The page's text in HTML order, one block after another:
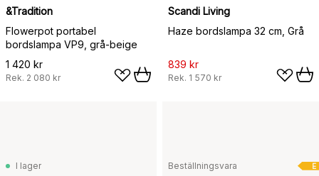
&Tradition
Flowerpot portabel
bordslampa VP9, grå-beige
1 420 kr
Rek. 2 080 kr
Scandi Living
Haze bordslampa 32 cm, Grå
839 kr
Rek. 1 570 kr
I lager E
Beställningsvara